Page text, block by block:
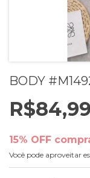
BODY
R$84,99
15% OFF
Você pode aproveitar